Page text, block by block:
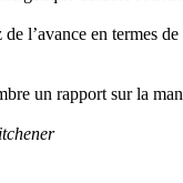
l’avance en termes
un rapport sur la